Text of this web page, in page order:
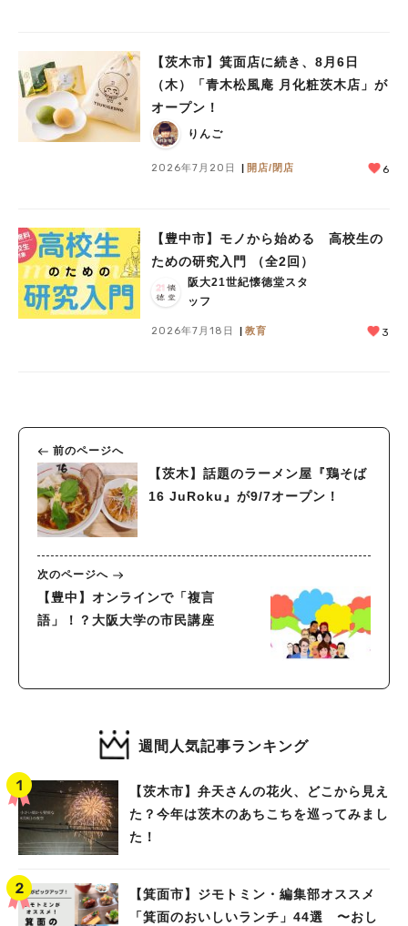
【茨木市】箕面店に続き、8月6日
（木）「青木松風庵 月化粧茨木店」が
オープン！
りんご
2026年7月20日 開店/閉店 6
【豊中市】モノから始める 高校生の
ための研究入門 （全2回）
阪大21世紀懐徳堂スタ
ッフ
2026年7月18日 教育 3
前のページへ
【茨木】話題のラーメン屋『鶏そば
16 JuRoku』が9/7オープン！
次のページへ
【豊中】オンラインで「複言
語」！？大阪大学の市民講座
週間人気記事ランキング
【茨木市】弁天さんの花火、どこから見え
た？今年は茨木のあちこちを巡ってみまし
た！
【箕面市】ジモトミン・編集部オススメ
「箕面のおいしいランチ」44選 〜おし
#今週どこいく？#自然とふれあう
#教えたい／教えて投稿記事#大阪学院大 商品開発プロジェクト
#あなたはどっち？